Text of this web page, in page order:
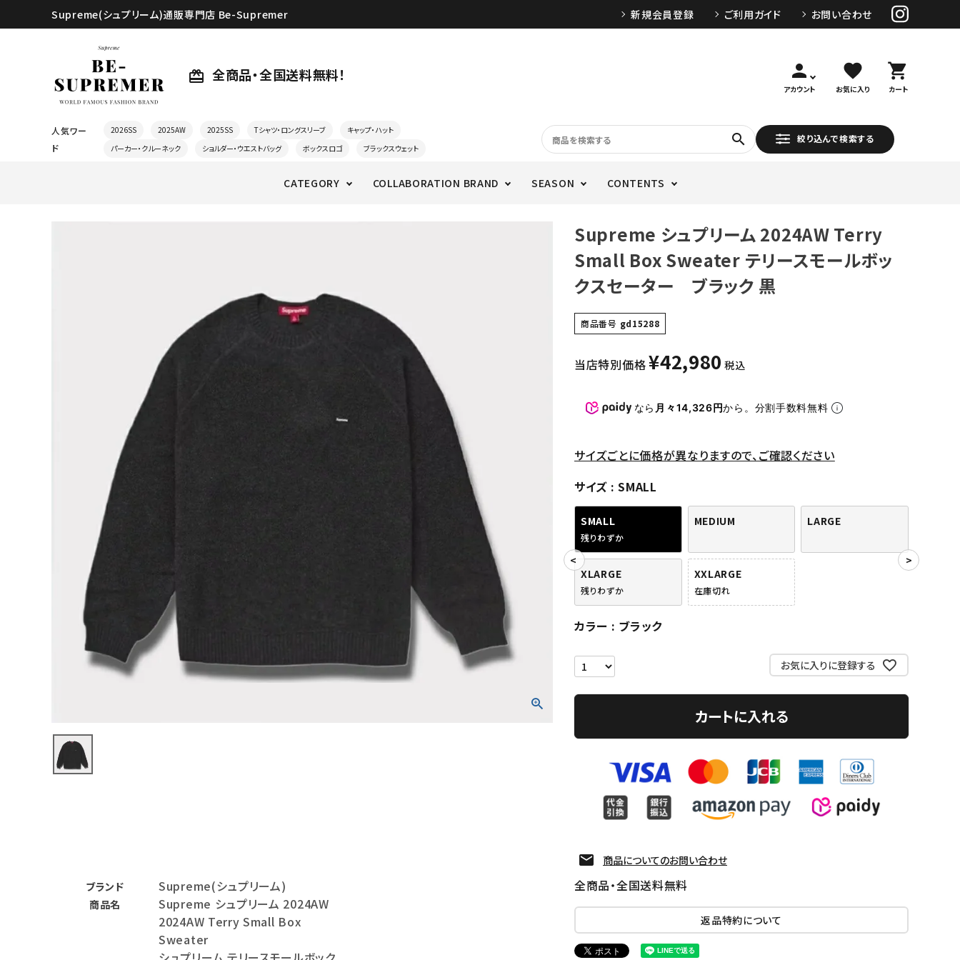
Supreme(シュプリーム)通販専門店 Be-Supremer 新規会員登録 ご利用ガイド お問い合わせ
card_giftcard 全商品・全国送料無料！ person
アカウント
favorite
お気に入り
shopping_cart
カート
人気ワー
ド
2026SS 2025AW 2025SS Tシャツ・ロングスリーブ
キャップ・ハット
パーカー・クルーネック
ショルダー・ウエストバッグ ボックスロゴ ブラックスウェット
search 絞り込んで検索する
CATEGORY COLLABORATION BRAND SEASON CONTENTS
Tシャツ・ロングスリーブ
パーカー・トレーナー
ジャケット・アウター
キャップ・ハット
ニット帽・ビーニー
バックパック・リュック
パンツ・ショーツ
ブランド Supreme(シュプリーム)
商品名
Supreme シュプリーム 2024AW
2024AW Terry Small Box
Sweater
Supreme シュプリーム 2024AW Terry
Small Box Sweater テリースモールボッ
クスセーター ブラック 黒
商品番号 gd15288
当店特別価格¥42,980 税込
なら 月々14,326円から。分割手数料無料
サイズごとに価格が異なりますので、ご確認ください
サイズ
SMALL
SMALL
残りわずか
MEDIUM LARGE
XLARGE
残りわずか
XXLARGE
在庫切れ
カラー ブラック
お気に入りに登録する
カートに入れる
商品についてのお問い合わせ
全商品・全国送料無料
返品特約について